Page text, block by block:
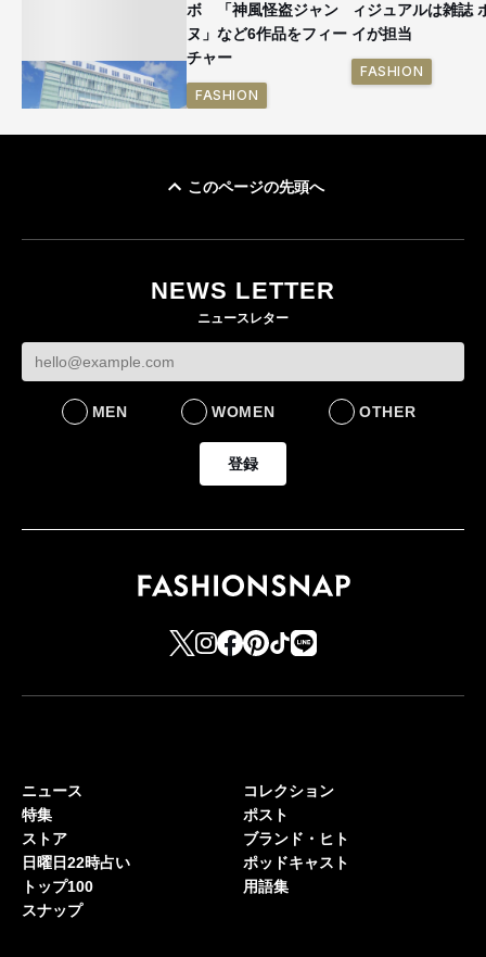
ボ 「神風怪盗ジャン
ヌ」など6作品をフィー
チャー
FASHION
ィジュアルは雑誌
イが担当
FASHION
このページの先頭へ
NEWS LETTER
ニュースレター
MEN WOMEN OTHER
登録
ニュース
特集
ストア
日曜日22時占い
トップ100
スナップ
コレクション
ポスト
ブランド・ヒト
ポッドキャスト
用語集